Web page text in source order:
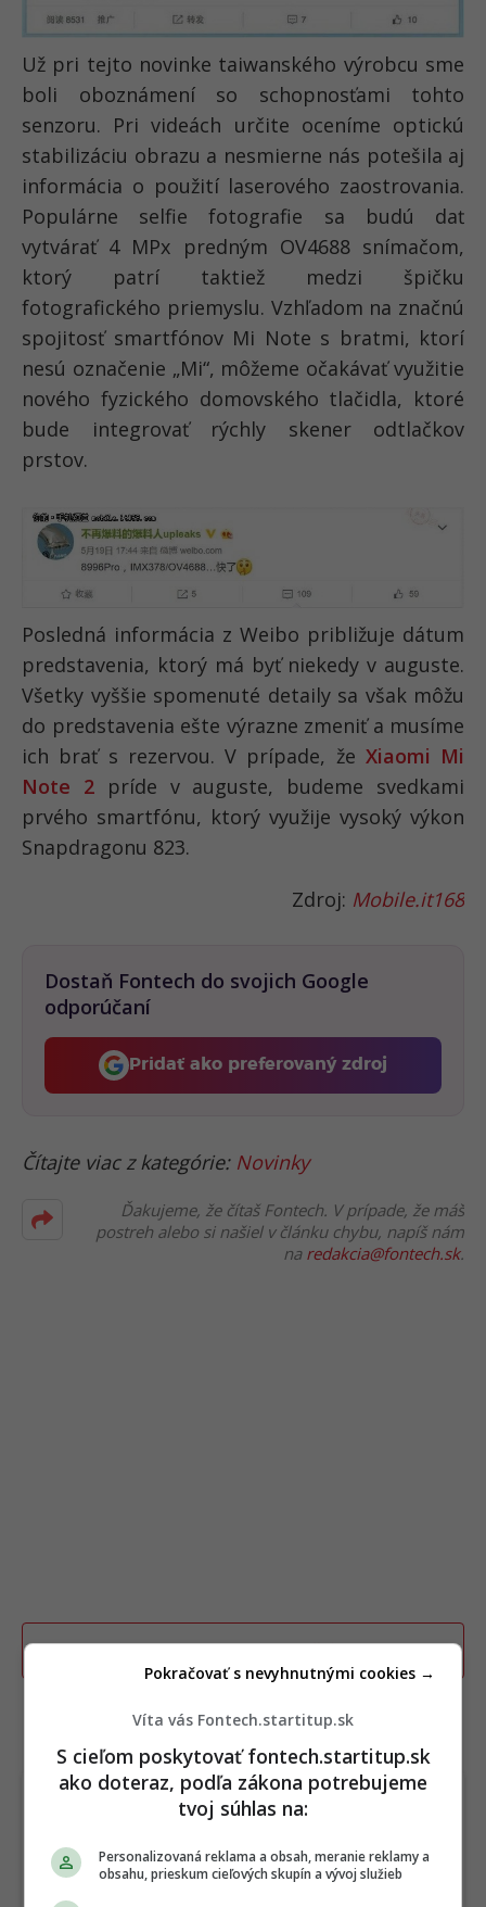
Už pri tejto novinke taiwanského výrobcu sme
boli oboznámení so schopnosťami tohto
senzoru. Pri videách určite oceníme optickú
stabilizáciu obrazu a nesmierne nás potešila aj
informácia o použití laserového zaostrovania.
Populárne selfie fotografie sa budú dať
vytvárať 4 MPx predným OV4688 snímačom,
ktorý patrí taktiež medzi špičku
fotografického priemyslu. Vzhľadom na značnú
spojitosť smartfónov Mi Note s bratmi, ktorí
nesú označenie „Mi“, môžeme očakávať využitie
nového fyzického domovského tlačidla, ktoré
bude integrovať rýchly skener odtlačkov
prstov.
Posledná informácia z Weibo približuje dátum
predstavenia, ktorý má byť niekedy v auguste.
Všetky vyššie spomenuté detaily sa však môžu
do predstavenia ešte výrazne zmeniť a musíme
ich brať s rezervou. V prípade, že Xiaomi Mi
Note 2príde v auguste, budeme svedkami
prvého smartfónu, ktorý využije vysoký výkon
Snapdragonu 823.
Zdroj: Mobile.it168
Dostaň Fontech do svojich Google
odporúčaní
Pridať ako preferovaný zdroj
Fontech, odkaz sa otvorí v
Čítajte viac z kategórie: Novinky
Ďakujeme, že čítaš Fontech. V prípade, že máš
postreh alebo si našiel v článku chybu, napíš nám
na redakcia@fontech.sk.
Víta vás Fontech.startitup.sk
S cieľom poskytovať fontech.startitup.sk
ako doteraz, podľa zákona potrebujeme
tvoj súhlas na:
Personalizovaná reklama a obsah, meranie reklamy a
obsahu, prieskum cieľových skupín a vývoj služieb
Pokračovať s nevyhnutnými cookies →